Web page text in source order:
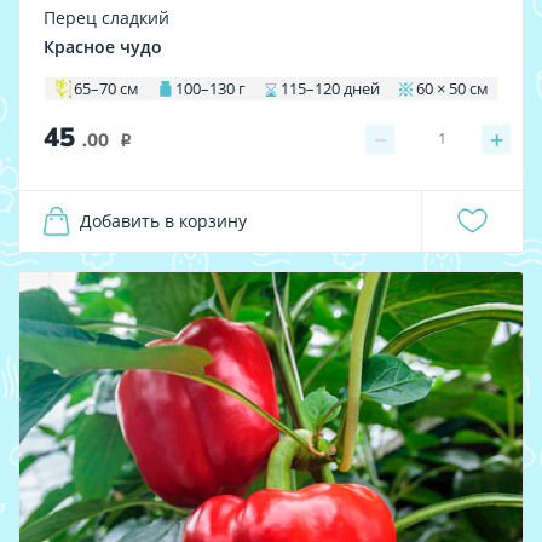
Перец сладкий
Красное чудо
65–70 см 100–130 г 115–120 дней 60 × 50 см
45 .00 i − +
1
Добавить в корзину